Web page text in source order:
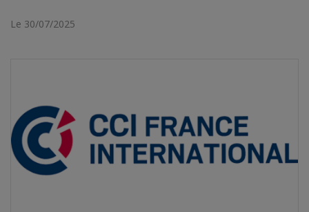
Le 30/07/2025